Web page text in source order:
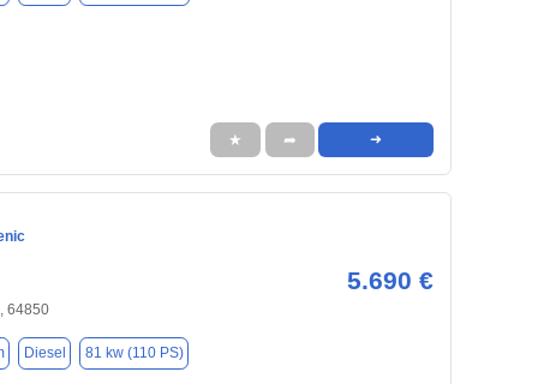
★ ➦ ➜
5.690 €
64850
Diesel 81 kw (110 PS)